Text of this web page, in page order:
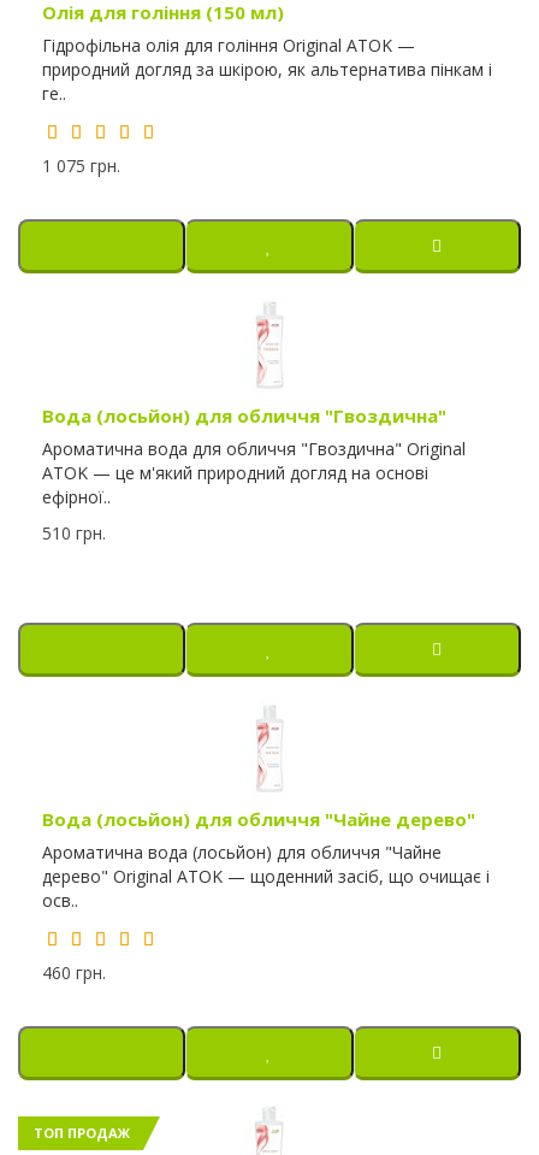
Олія для гоління (150 мл)
Гідрофільна олія для гоління Original ATOK —
природний догляд за шкірою, як альтернатива пінкам і
ге..
1 075 грн.
Вода (лосьйон) для обличчя "Гвоздична"
Ароматична вода для обличчя "Гвоздична" Original
ATOK — це м'який природний догляд на основі
ефірної..
510 грн.
Вода (лосьйон) для обличчя "Чайне дерево"
Ароматична вода (лосьйон) для обличчя "Чайне
дерево" Original ATOK — щоденний засіб, що очищає і
осв..
460 грн.
ТОП ПРОДАЖ